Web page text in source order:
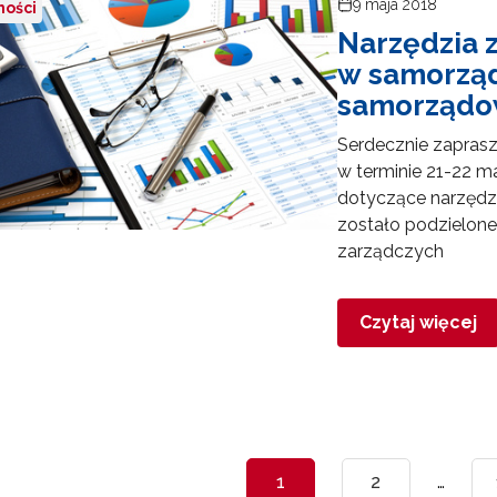
konkursowe" 9 maja 2018
Narzędzia
w
Serdecznie
w terminie 21-22
dotyczące
zostało
zarządczych
Czytaj więcej
1 2 …
się